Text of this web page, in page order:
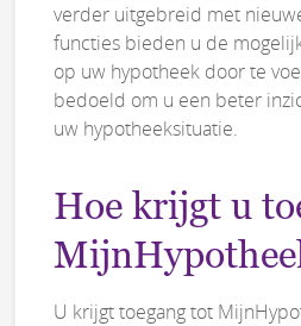
verder uitgebreid met
functies bieden u de
op uw hypotheek door te
bedoeld om u een beter
uw hypotheeksituatie.
Hoe krijgt u
U krijgt toegang tot